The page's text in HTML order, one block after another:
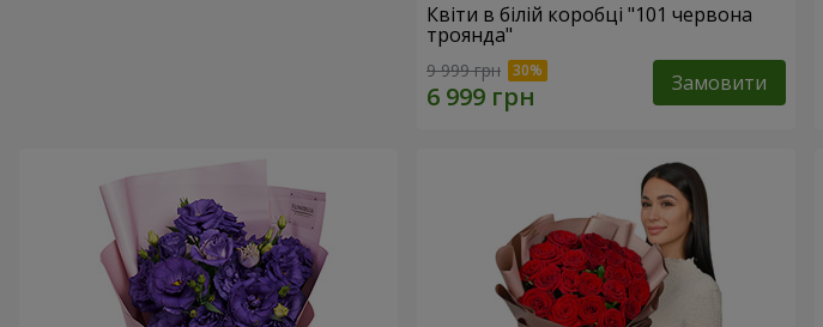
Квіти в білій коробці "101 червона
троянда"
9 999 грн Замовити